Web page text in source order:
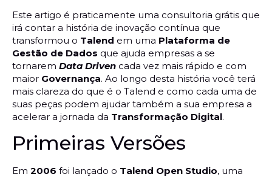
Este artigo é praticamente uma consultoria grátis que
irá contar a história de inovação contínua que
transformou o Talend em uma Plataforma de
Gestão de Dados que ajuda empresas a se
tornarem Data Driven cada vez mais rápido e com
maior Governança. Ao longo desta história você terá
mais clareza do que é o Talend e como cada uma de
suas peças podem ajudar também a sua empresa a
acelerar a jornada da Transformação Digital.
Primeiras Versões
Em 2006 foi lançado o Talend Open Studio, uma